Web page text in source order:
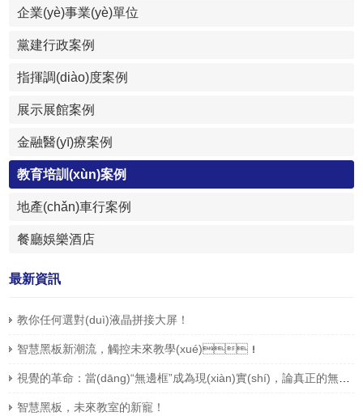
企業(yè)事業(yè)單位
黨建行政案例
指揮調(diào)度案例
展示展館案例
金融醫(yī)療案例
教育培訓(xùn)案例
地產(chǎn)車行案例
餐廳娛樂酒店
最新資訊
教你任何選對(duì)液晶拼接大屏！
智慧黑板新潮流，觸控未來教學(xué)！
智慧黑板，未來教室的新寵！